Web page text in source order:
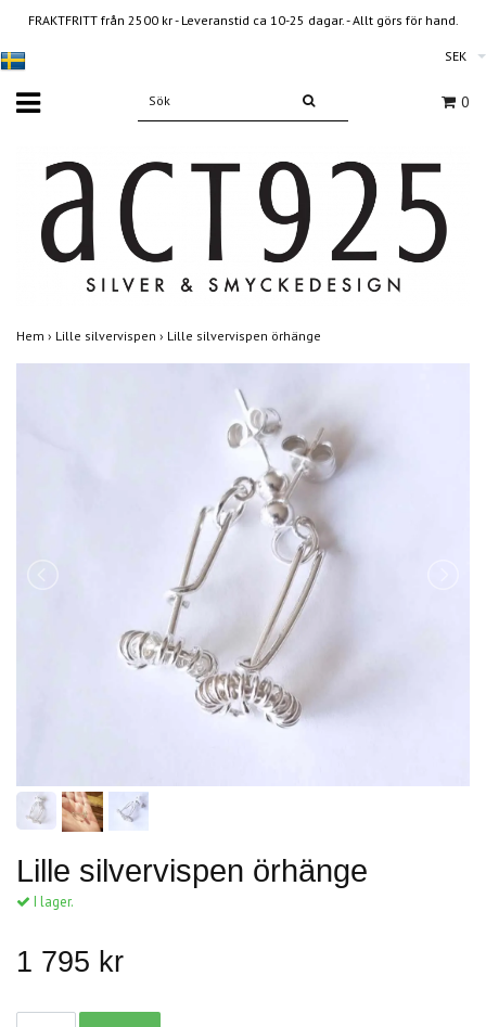
FRAKTFRITT från 2500 kr - Leveranstid ca 10-25 dagar. - Allt görs för hand.
SEK
0
Hem › Lille silvervispen › Lille silvervispen örhänge
Lille silvervispen örhänge
I lager.
1 795 kr